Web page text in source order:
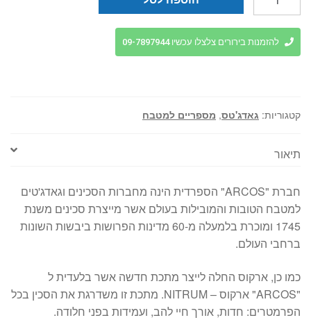
כף
לפריסת
גבינה
להזמנות בירורים צלצלו עכשיו 09-7897944
קטגוריות: גאדג'טס, מספריים למטבח
תיאור
חברת "ARCOS" הספרדית הינה מחברות הסכינים וגאדג'טים
למטבח הטובות והמובילות בעולם אשר מייצרת סכינים משנת
1745 ומוכרת בלמעלה מ-60 מדינות הפרושות ביבשות השונות
ברחבי העולם.
כמו כן, ארקוס החלה לייצר מתכת חדשה אשר בלעדית ל
"ARCOS" ארקוס – NITRUM. מתכת זו משדרגת את הסכין בכל
הפרמטרים: חדות, אורך חיי להב, ועמידות בפני חלודה.